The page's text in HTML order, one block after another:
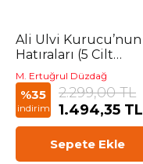
Ali Ulvi Kurucu’nun
Hatıraları (5 Cilt
Kutulu Set)
M. Ertuğrul Düzdağ
%35
indirim
2.299,00 TL
1.494,35 TL
Sepete Ekle